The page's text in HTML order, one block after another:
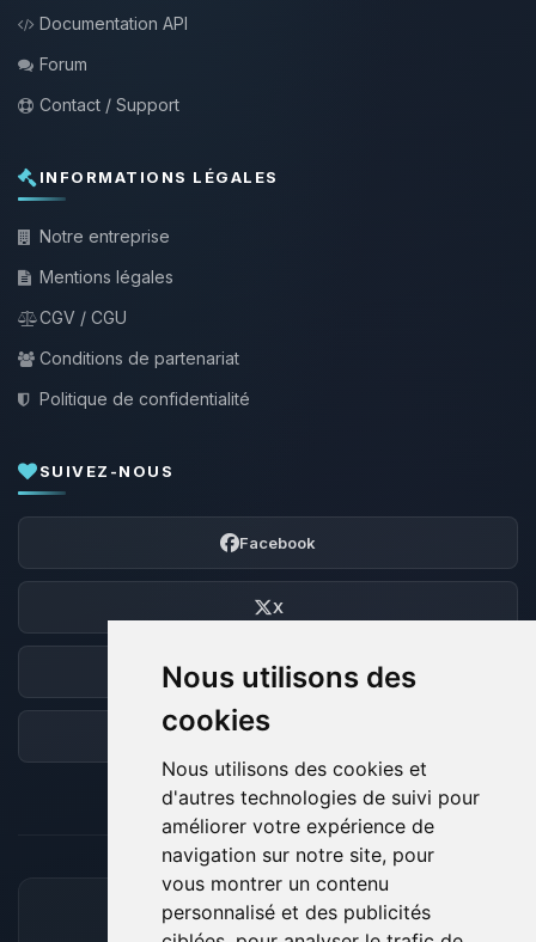
Nous utilisons des
cookies
Nous utilisons des cookies et
d'autres technologies de suivi pour
améliorer votre expérience de
navigation sur notre site, pour
vous montrer un contenu
personnalisé et des publicités
Documentation API
Forum
Contact / Support
INFORMATIONS LÉGALES
Notre entreprise
Mentions légales
CGV / CGU
Conditions de partenariat
Politique de confidentialité
SUIVEZ-NOUS
Facebook
X
Discord
Forum
MOYENS DE PAIEMENT ACCEPTÉS